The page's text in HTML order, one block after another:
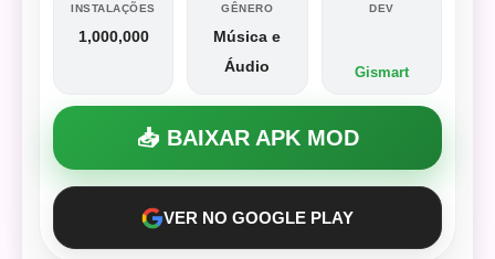
INSTALAÇÕES
1,000,000
GÊNERO
Música e
Áudio
DEV
Gismart
📥 BAIXAR APK MOD
VER NO GOOGLE PLAY